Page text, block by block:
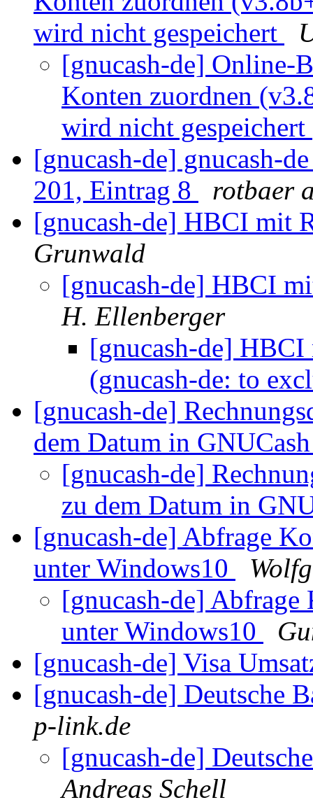
wird nicht gespeichert
[gnucash-de] Online-
Konten zuordnen
wird nicht gespeichert
[gnucash-de] gnucash-
201, Eintrag 8
rotbaer
[gnucash-de] HBCI mit
Grunwald
[gnucash-de] HBCI
H. Ellenberger
[gnucash-de]
(gnucash-de: to
[gnucash-de]
dem Datum in
[gnucash-de]
zu dem Datum in
[gnucash-de] Abfrage
unter Windows10
[gnucash-de] Abfrage
unter Windows10
[gnucash-de] Visa
[gnucash-de] Deutsche
p-link.de
[gnucash-de]
Andreas Schell